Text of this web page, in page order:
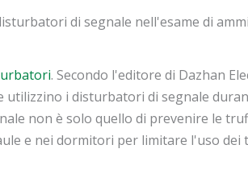
di segnale nell'esame di
. Secondo l'editore di Dazhan
utilizzino i disturbatori di segnale
non è solo quello di prevenire le
e nei dormitori per limitare l'uso dei